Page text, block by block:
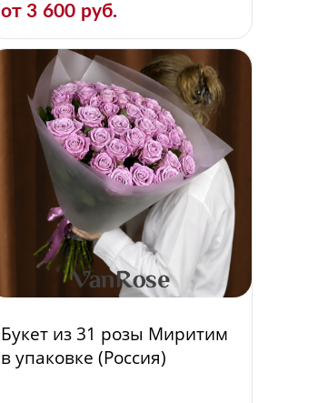
от 3 600 руб.
Букет из 31 розы Миритим
в упаковке (Россия)